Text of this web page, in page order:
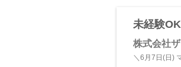
未経験
株式会社
＼6月7日(日)